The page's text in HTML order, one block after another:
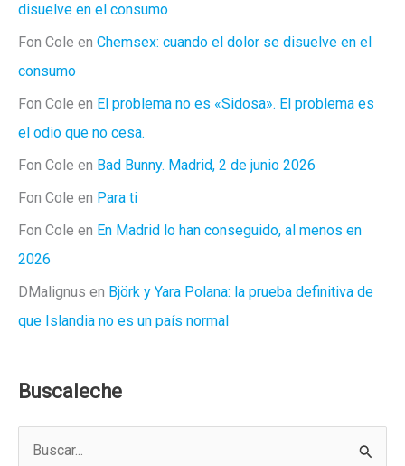
disuelve en el consumo
Fon Cole en Chemsex: cuando el dolor se disuelve en el
consumo
Fon Cole en El problema no es «Sidosa». El problema es
el odio que no cesa.
Fon Cole en Bad Bunny. Madrid, 2 de junio 2026
Fon Cole en Para ti
Fon Cole en En Madrid lo han conseguido, al menos en
2026
DMalignus en Björk y Yara Polana: la prueba definitiva de
que Islandia no es un país normal
Buscaleche